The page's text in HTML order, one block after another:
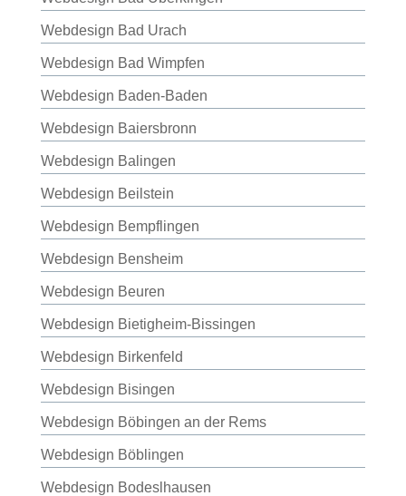
Webdesign Bad Urach
Webdesign Bad Wimpfen
Webdesign Baden-Baden
Webdesign Baiersbronn
Webdesign Balingen
Webdesign Beilstein
Webdesign Bempflingen
Webdesign Bensheim
Webdesign Beuren
Webdesign Bietigheim-Bissingen
Webdesign Birkenfeld
Webdesign Bisingen
Webdesign Böbingen an der Rems
Webdesign Böblingen
Webdesign Bodeslhausen